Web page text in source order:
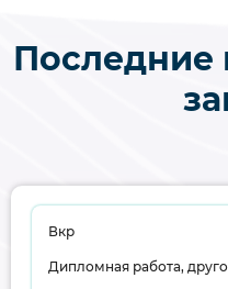
Вкр
Дипломная работа,